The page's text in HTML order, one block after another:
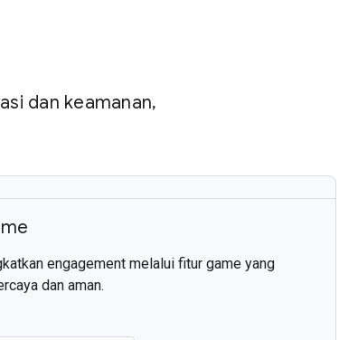
dan keamanan,
engagement melalui fitur game yang
dan aman.